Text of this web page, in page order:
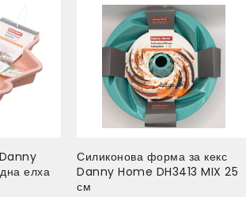
елха
Силиконова форма за кекс
Danny Home DH3413 MIX 25
см